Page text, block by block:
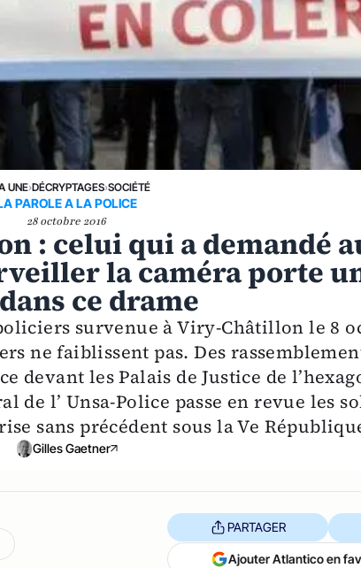
UNE›DÉCRYPTAGES›SOCIÉTÉ
PAROLE A LA POLICE
28 octobre 2016
: celui qui a demandé
la caméra porte
ce drame
survenue à Viry-Châtillon le 8
ne faiblissent pas. Des
devant les Palais de Justice de
de l’ Unsa-Police passe en revue les
sans précédent sous la Ve
Gilles Gaetner
PARTAGER
Ajouter Atlantico en